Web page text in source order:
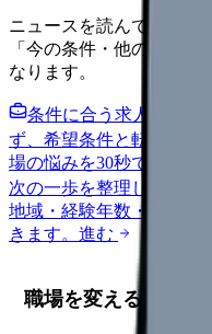
ニュースを読んで不安が
「今の条件・他の選択肢
なります。
条件に合う求人通知を
ず、希望条件と転職時期
場の悩みを30秒で診断
次の一歩を整理します。
地域・経験年数・施設形
きます。 進む
職場を変える前に確